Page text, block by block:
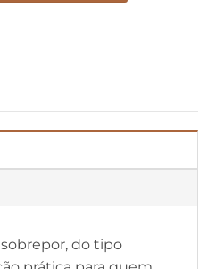
do tipo